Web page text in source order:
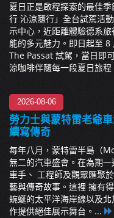
夏日正是啟程探索的最佳
行 沁涼隨行」全台試駕活
示中心，近距離體驗德系
能的多元魅力。即日起至
The Passat 試駕，當日即
涼咖啡伴隨每一段夏日旅程
2026-08-06
勞力士與蒙特雷老爺
續寫傳奇
每年八月，蒙特雷半島（
無二的汽車盛會。在為期
車手、 工程師及觀眾匯聚
藝與傳奇故事。這裡 擁有
蜿蜒的太平洋海岸線以及
作提供絕佳展示舞台。...